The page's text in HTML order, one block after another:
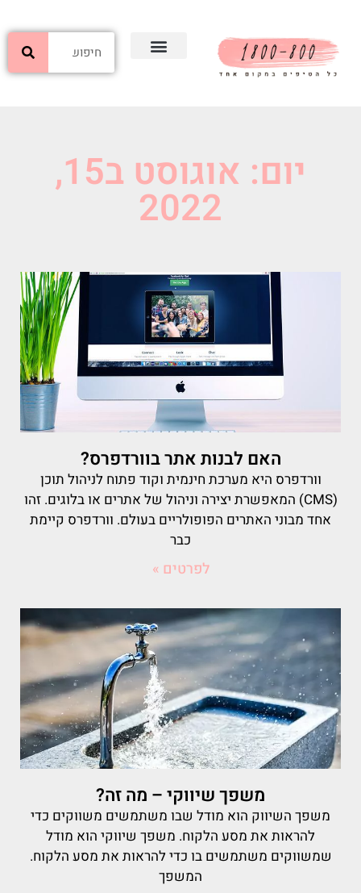
יום: אוגוסט ב15,
2022
האם לבנות אתר בוורדפרס?
וורדפרס היא מערכת חינמית וקוד פתוח לניהול תוכן
(CMS) המאפשרת יצירה וניהול של אתרים או בלוגים. זהו
אחד מבוני האתרים הפופולריים בעולם. וורדפרס קיימת
כבר
לפרטים »
משפך שיווקי – מה זה?
משפך השיווק הוא מודל שבו משתמשים משווקים כדי
להראות את מסע הלקוח. משפך שיווקי הוא מודל
שמשווקים משתמשים בו כדי להראות את מסע הלקוח.
המשפך